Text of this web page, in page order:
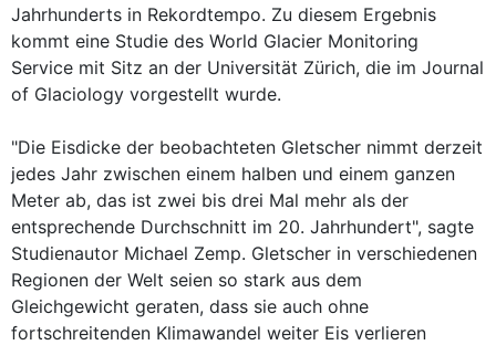
Jahrhunderts in Rekordtempo. Zu diesem Ergebnis
kommt eine Studie des World Glacier Monitoring
Service mit Sitz an der Universität Zürich, die im Journal
of Glaciology vorgestellt wurde.
"Die Eisdicke der beobachteten Gletscher nimmt derzeit
jedes Jahr zwischen einem halben und einem ganzen
Meter ab, das ist zwei bis drei Mal mehr als der
entsprechende Durchschnitt im 20. Jahrhundert", sagte
Studienautor Michael Zemp. Gletscher in verschiedenen
Regionen der Welt seien so stark aus dem
Gleichgewicht geraten, dass sie auch ohne
fortschreitenden Klimawandel weiter Eis verlieren